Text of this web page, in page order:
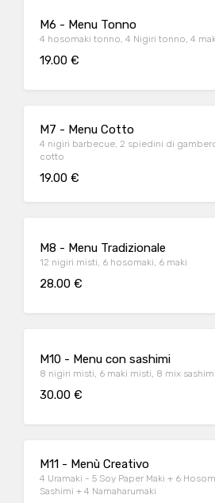
M6 - Menu Tonno
4 hosomaki tonno, 4 Nigiri tonno, 4
19.00 €
M7 - Menu Cotto
4 nigiri barbecue, 2 spiedini di
cotto
19.00 €
M8 - Menu Tradizionale
12 nigiri misti, 6 hosomaki, 6 maki
28.00 €
M10 - Menu con sashimi
8 nigiri misti, 6 maki misti, 8 mix sashimi
30.00 €
M11 - Menù Creativo
4 Uramaki - 5 Soy Paper Maki + 6
Sashimi + 4 Namaharumaki